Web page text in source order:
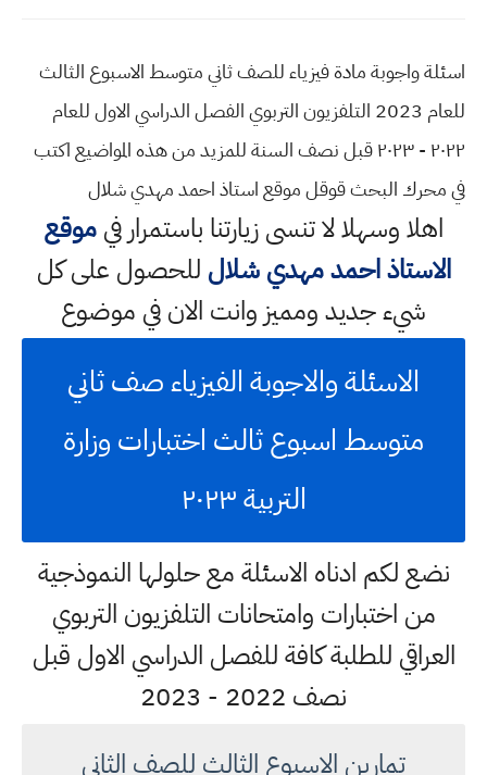
اسئلة واجوبة مادة فيزياء للصف ثاني متوسط الاسبوع الثالث
للعام 2023 التلفزيون التربوي الفصل الدراسي الاول للعام
٢٠٢٢ - ٢٠٢٣ قبل نصف السنة للمزيد من هذه المواضيع اكتب
في محرك البحث قوقل موقع استاذ احمد مهدي شلال
اهلا وسهلالا تنسى زيارتنا باستمرار فيموقع
الاستاذ احمد مهدي شلال للحصول على كل
شيء جديد ومميز وانت الان في موضوع
الاسئلة والاجوبة الفيزياء صف ثاني
متوسط اسبوع ثالث اختبارات وزارة
التربية ٢٠٢٣
نضع لكم ادناه الاسئلة مع حلولها النموذجية
من اختبارات وامتحانات التلفزيون التربوي
العراقي للطلبة كافة للفصل الدراسي الاول قبل
نصف 2022 - 2023
تمارين الاسبوع الثالث للصف الثاني